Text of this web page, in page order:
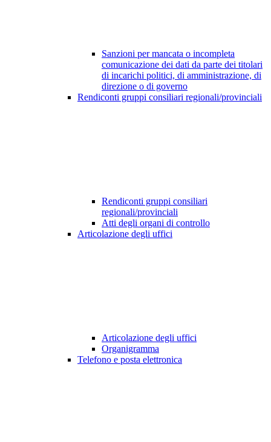
Sanzioni per mancata o incompleta
comunicazione dei dati da parte dei titolari
di incarichi politici, di amministrazione, di
direzione o di governo
Rendiconti gruppi consiliari regionali/provinciali
Rendiconti gruppi consiliari
regionali/provinciali
Atti degli organi di controllo
Articolazione degli uffici
Articolazione degli uffici
Organigramma
Telefono e posta elettronica